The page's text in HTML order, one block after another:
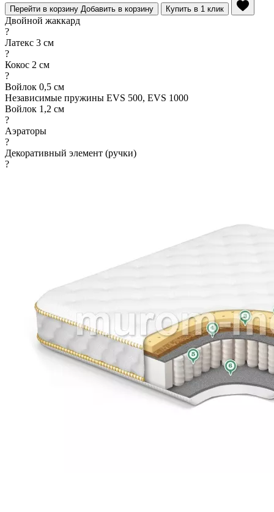
Перейти в корзину Добавить в корзину Купить в 1 клик
Двойной жаккард
?
Латекс 3 см
?
Кокос 2 см
?
Войлок 0,5 см
Независимые пружины EVS 500, EVS 1000
Войлок 1,2 см
?
Аэраторы
?
Декоративный элемент (ручки)
?